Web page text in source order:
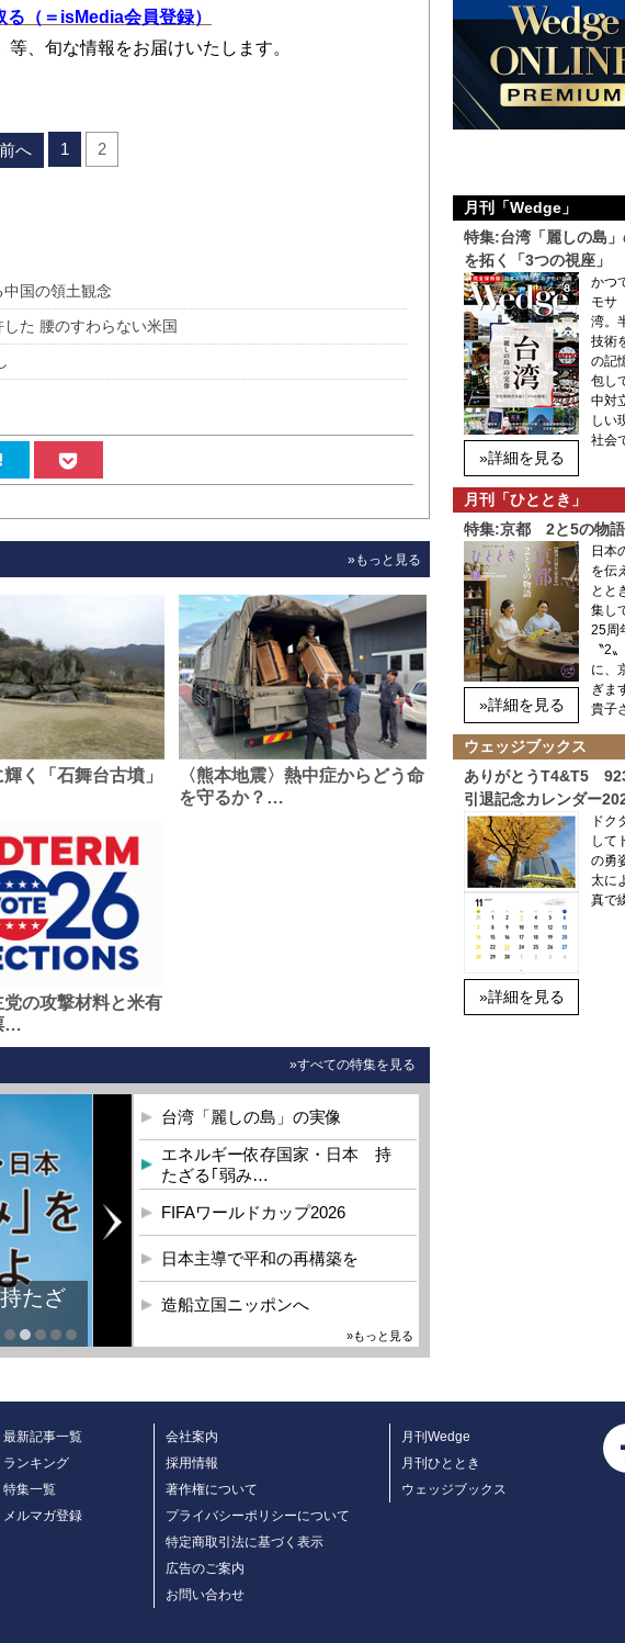
（＝isMedia会員登録）
、旬な情報をお届けいたします。
前へ 1 2
国の領土観念
た 腰のすわらない米国
»もっと見る
く「石舞台古墳」
〈熊本地震〉熱中症からどう命
を守るか？…
党の攻撃材料と米有
…
»すべての特集を見る
台湾「麗しの島」の実像
エネルギー依存国家・日本 持
たざる｢弱み…
FIFAワールドカップ2026
日本主導で平和の再構築を
造船立国ニッポンへ
»もっと見る
月刊「Wedge」
特集:台湾「麗しの島
を拓く「3つの視座」
»詳細を見る
かつ
モサ
湾。
技術
の記
包し
中対
しい
社会
月刊「ひととき」
特集:京都 2と5の物語
»詳細を見る
日本
を伝
とと
集し
25周
〝2
に、
ぎま
貴子
ウェッジブックス
ありがとうT4&T5
引退記念カレンダー
»詳細を見る
ドク
して
の勇
太に
真で
最新記事一覧
ランキング
特集一覧
メルマガ登録
会社案内
採用情報
著作権について
プライバシーポリシーについて
特定商取引法に基づく表示
広告のご案内
お問い合わせ
月刊Wedge
月刊ひととき
ウェッジブックス